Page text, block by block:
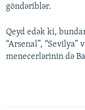
göndəriblər.
Qeyd edək ki,
“Arsenal”, “Sevilya”
menecerlərinin də